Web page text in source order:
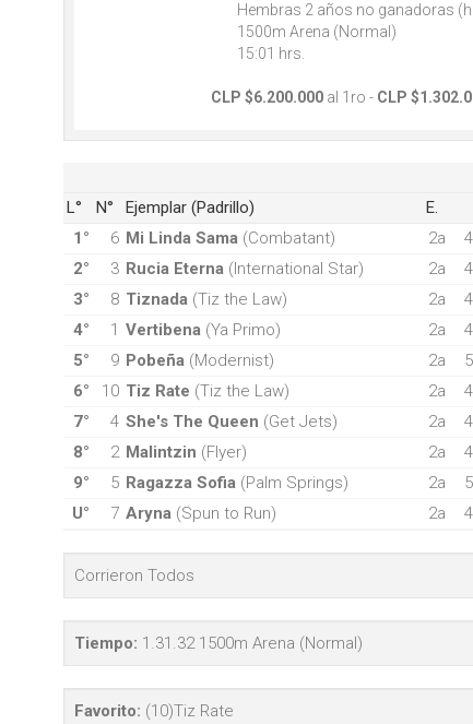
Hembras 2 años no ganadoras
1500m Arena (Normal)
15:01 hrs.
CLP $6.200.000 al 1ro - CLP
L°
N° Ejemplar (Padrillo) E.
1°
6 Mi Linda Sama (Combatant) 2a
2°
3 Rucia Eterna (International Star) 2a
3°
8 Tiznada (Tiz the Law) 2a
4°
1 Vertibena (Ya Primo) 2a
5°
9 Pobeña (Modernist) 2a
6°
10 Tiz Rate (Tiz the Law) 2a
7°
4 She's The Queen (Get Jets) 2a
8°
2 Malintzin (Flyer) 2a
9°
5 Ragazza Sofia (Palm Springs) 2a
U°
7 Aryna (Spun to Run) 2a
Corrieron Todos
Tiempo: 1.31.32 1500m Arena (Normal)
Favorito: (10)Tiz Rate